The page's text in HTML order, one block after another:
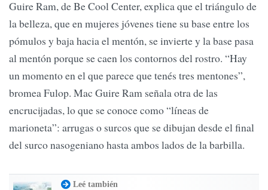
Guire Ram, de Be Cool Center, explica que el triángulo de
la belleza, que en mujeres jóvenes tiene su base entre los
pómulos y baja hacia el mentón, se invierte y la base pasa
al mentón porque se caen los contornos del rostro. “Hay
un momento en el que parece que tenés tres mentones”,
bromea Fulop. Mac Guire Ram señala otra de las
encrucijadas, lo que se conoce como “líneas de
marioneta”: arrugas o surcos que se dibujan desde el final
del surco nasogeniano hasta ambos lados de la barbilla.
Leé también